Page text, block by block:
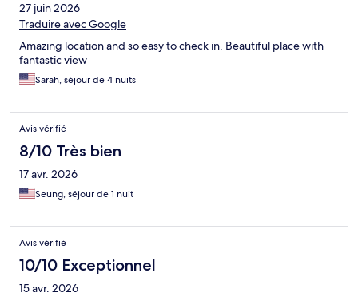
27 juin 2026
Traduire avec Google
Amazing location and so easy to check in. Beautiful place with
fantastic view
Sarah, séjour de 4 nuits
Avis vérifié
8/10 Très bien
17 avr. 2026
Seung, séjour de 1 nuit
Avis vérifié
10/10 Exceptionnel
15 avr. 2026